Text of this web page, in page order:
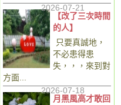
2026-07-21
【改了三次時間
的人】
只要真誠地，
不必患得患
失，，，來到對
方面...
2026-07-18
月黑風高才敢回